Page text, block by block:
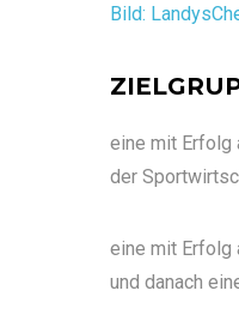
Bild:
eine mit Erfolg
der
eine mit Erfolg
und danach